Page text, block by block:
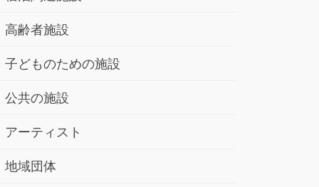
高齢者施設
子どものための施設
公共の施設
アーティスト
地域団体